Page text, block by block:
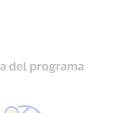
del programa